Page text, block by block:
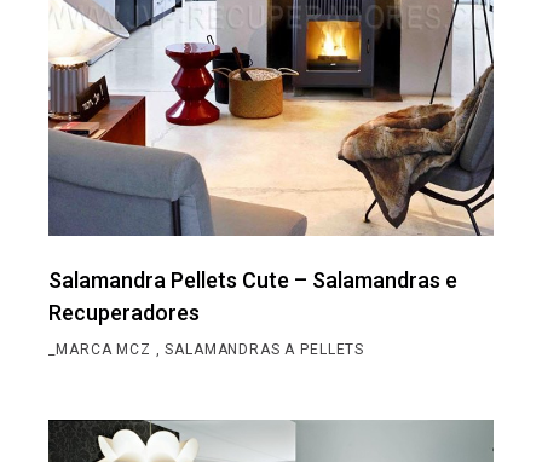
Salamandra Pellets Cute – Salamandras e
Recuperadores
_MARCA MCZ SALAMANDRAS A PELLETS